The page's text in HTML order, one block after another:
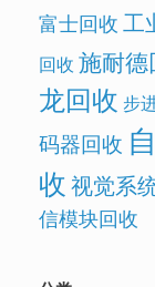
富士回收工
回收 施耐德
龙回收 步
码器回收
收视觉系
信模块回收